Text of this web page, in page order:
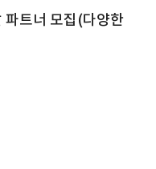
파트너 모집(다양한